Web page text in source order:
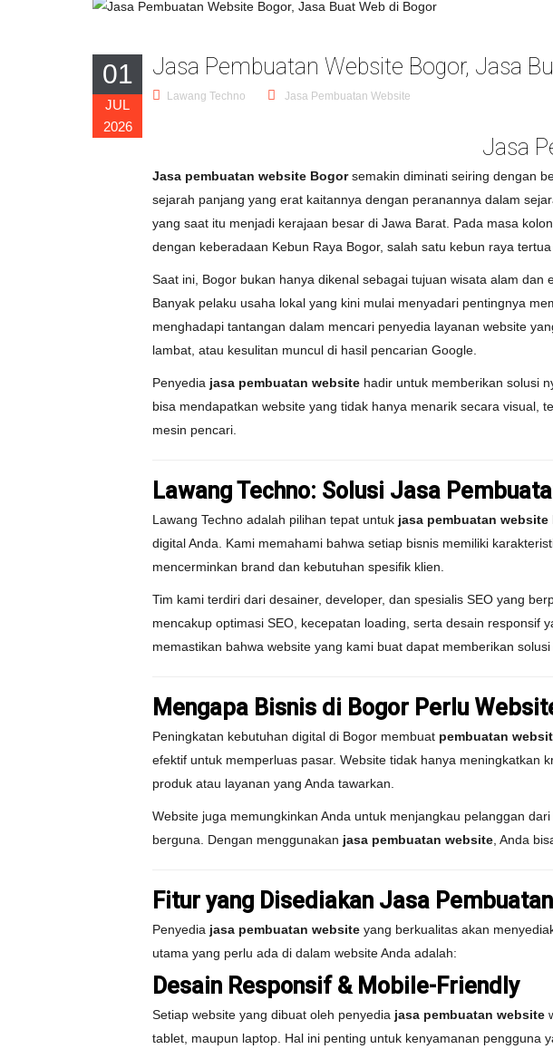
01
JUL
2026
Jasa Pembuatan Website Bogor, Jasa
Lawang Techno Jasa Pembuatan Website
Jasa
Jasa pembuatan website Bogorsemakin diminati seiring dengan
sejarah panjang yang erat kaitannya dengan peranannya dalam
yang saat itu menjadi kerajaan besar di Jawa Barat. Pada masa
dengan keberadaan Kebun Raya Bogor, salah satu kebun raya
Saat ini, Bogor bukan hanya dikenal sebagai tujuan wisata alam
Banyak pelaku usaha lokal yang kini mulai menyadari pentingnya
menghadapi tantangan dalam mencari penyedia layanan website
lambat, atau kesulitan muncul di hasil pencarian Google.
Penyedia jasa pembuatan website hadir untuk memberikan solusi
bisa mendapatkan website yang tidak hanya menarik secara visual,
mesin pencari.
Lawang Techno: Solusi Jasa
Lawang Techno adalah pilihan tepat untuk jasa pembuatan website
digital Anda. Kami memahami bahwa setiap bisnis memiliki
mencerminkan brand dan kebutuhan spesifik klien.
Tim kami terdiri dari desainer, developer, dan spesialis SEO yang
mencakup optimasi SEO, kecepatan loading, serta desain
memastikan bahwa website yang kami buat dapat memberikan
Mengapa Bisnis di Bogor Perlu
Peningkatan kebutuhan digital di Bogor membuat pembuatan
efektif untuk memperluas pasar. Website tidak hanya meningkatkan
produk atau layanan yang Anda tawarkan.
Website juga memungkinkan Anda untuk menjangkau pelanggan
berguna. Dengan menggunakan jasa pembuatan website, Anda
Fitur yang Disediakan Jasa
Penyedia jasa pembuatan website yang berkualitas akan
utama yang perlu ada di dalam website Anda adalah:
Desain Responsif & Mobile-Friendly
Setiap website yang dibuat oleh penyedia jasa pembuatan website
tablet, maupun laptop. Hal ini penting untuk kenyamanan pengguna